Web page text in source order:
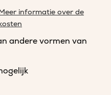
informatie over de
andere vormen van